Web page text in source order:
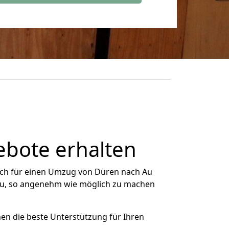
erhalten
für einen Umzug von Düren nach Au
so angenehm wie möglich zu machen
die beste Unterstützung für Ihren